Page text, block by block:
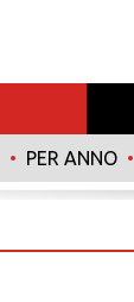
• PER ANNO •